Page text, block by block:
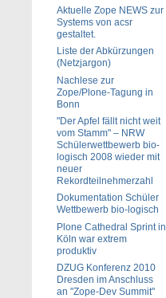
Aktuelle Zope NEWS zur
Systems von acsr
gestaltet.
Liste der Abkürzungen
(Netzjargon)
Nachlese zur
Zope/Plone-Tagung in
Bonn
"Der Apfel fällt nicht weit
vom Stamm" – NRW
Schülerwettbewerb bio-
logisch 2008 wieder mit
neuer
Rekordteilnehmerzahl
Dokumentation Schüler
Wettbewerb bio-logisch
Plone Cathedral Sprint in
Köln war extrem
produktiv
DZUG Konferenz 2010
Dresden im Anschluss
an "Zope-Dev Summit"